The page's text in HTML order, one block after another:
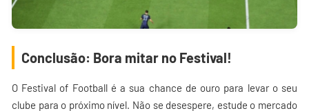
Conclusão: Bora mitar no Festival!
O Festival of Football é a sua chance de ouro para levar o seu
clube para o próximo nível. Não se desespere, estude o mercado